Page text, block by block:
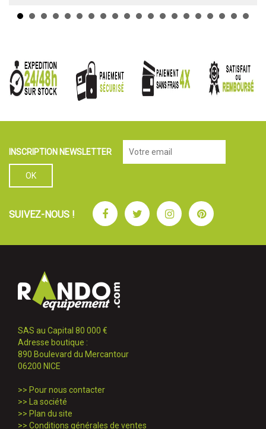
INSCRIPTION NEWSLETTER
SUIVEZ-NOUS ! FacebookTwitterInstagramPinterest
SAS au Capital 80 000 €
Adresse boutique :
890 Boulevard du Mercantour
06200 NICE
>> Pour nous contacter
>>
La société
>> Plan du site
>> Conditions générales de ventes